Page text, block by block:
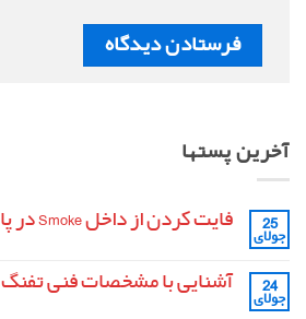
آخرین پستها
25
جولای
فایت کردن از داخل Smoke در پابجی موبایل
برای
فایت
ثبت
نشده 24
جولای
آشنایی با مشخصات فنی تفنگ MK14 در پابجی موبایل